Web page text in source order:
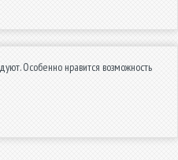
Особенно нравится возможность